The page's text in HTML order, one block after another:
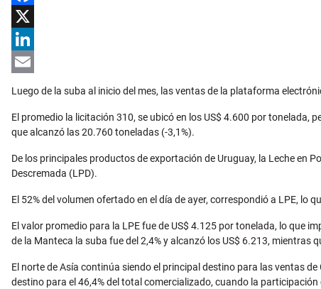
Facebook
X
LinkedIn
Luego de la suba al inicio del mes, las ventas de la plataforma
El promedio la licitación 310, se ubicó en los US$ 4.600 por tonelada,
que alcanzó las 20.760 toneladas (-3,1%).
De los principales productos de exportación de Uruguay, la Leche en
Descremada (LPD).
El 52% del volumen ofertado en el día de ayer, correspondió a LPE, lo
El valor promedio para la LPE fue de US$ 4.125 por tonelada, lo que
de la Manteca la suba fue del 2,4% y alcanzó los US$ 6.213, mientras
El norte de Asía continúa siendo el principal destino para las ventas
destino para el 46,4% del total comercializado, cuando la